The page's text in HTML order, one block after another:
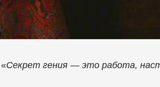
«Секрет гения — это работа,